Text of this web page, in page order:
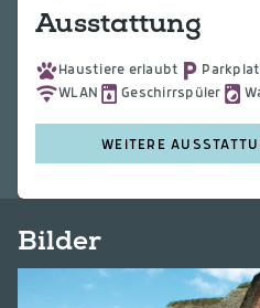
Ausstattung
Haustiere erlaubt
WLAN
Geschirrspüler
WEITERE
Bilder